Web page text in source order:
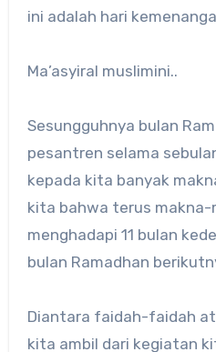
ini adalah hari
Ma’asyiral muslimini..
Sesungguhnya bulan
pesantren selama
kepada kita banyak
kita bahwa terus
menghadapi 11 bulan
bulan Ramadhan
Diantara faidah-faidah
kita ambil dari kegiatan